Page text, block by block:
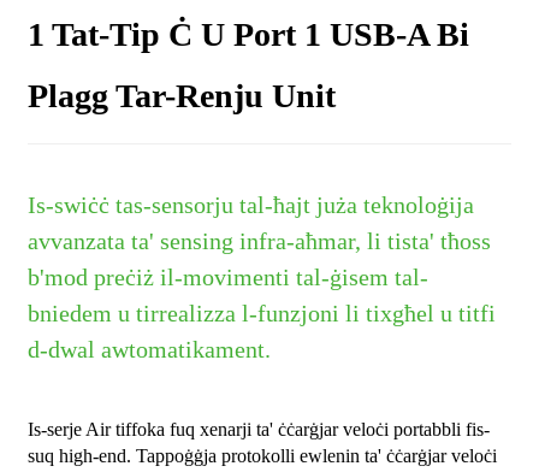
1 Tat-Tip Ċ U Port 1 USB-A Bi
Plagg Tar-Renju Unit
Is-swiċċ tas-sensorju tal-ħajt juża teknoloġija
avvanzata ta' sensing infra-aħmar, li tista' tħoss
b'mod preċiż il-movimenti tal-ġisem tal-
bniedem u tirrealizza l-funzjoni li tixgħel u titfi
d-dwal awtomatikament.
Is-serje Air tiffoka fuq xenarji ta' ċċarġjar veloċi portabbli fis-
suq high-end. Tappoġġja protokolli ewlenin ta' ċċarġjar veloċi